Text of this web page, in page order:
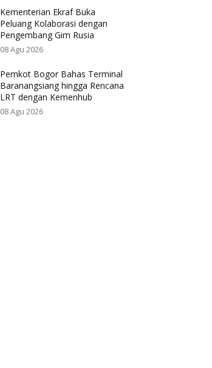
Kementerian Ekraf Buka
Peluang Kolaborasi dengan
Pengembang Gim Rusia
08 Agu 2026
Pemkot Bogor Bahas Terminal
Baranangsiang hingga Rencana
LRT dengan Kemenhub
08 Agu 2026